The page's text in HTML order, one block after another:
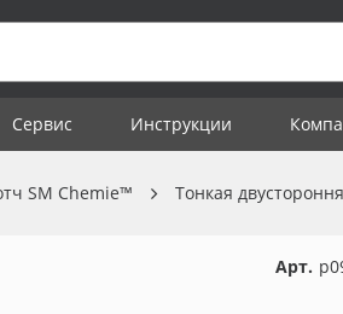
Сервис Инструкции
SM Chemie™ Тонкая
Арт.